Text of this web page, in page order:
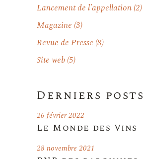
Lancement de l'appellation(2)
Magazine (3)
Revue de Presse (8)
Site web(5)
Derniers posts
Le Monde des Vins
26 février 2022
28 novembre 2021